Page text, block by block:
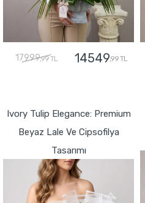
17999,99 TL 14549,99 TL
Ivory Tulip Elegance: Premium
Beyaz Lale Ve Cipsofilya
Tasarımı